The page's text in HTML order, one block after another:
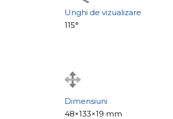
Unghi de vizualizare
115°
Dimensiuni
48×133×19 mm